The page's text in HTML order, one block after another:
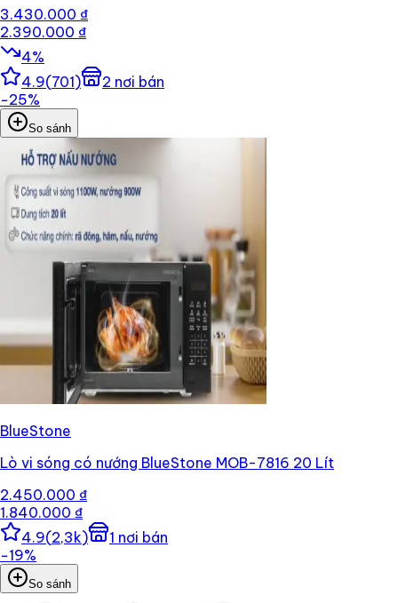
3.430.000 ₫
2.390.000 ₫
4%
4.9(701) 2 nơi bán
−25%
So sánh
BlueStone
Lò vi sóng có nướng BlueStone MOB-7816 20 Lít
2.450.000 ₫
1.840.000 ₫
4.9(2,3k) 1 nơi bán
−19%
So sánh